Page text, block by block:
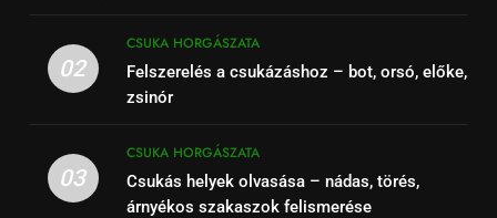
02
CSUKA HORGÁSZATA
Felszerelés a csukázáshoz – bot, orsó, előke,
zsinór
03
CSUKA HORGÁSZATA
Csukás helyek olvasása – nádas, törés,
árnyékos szakaszok felismerése